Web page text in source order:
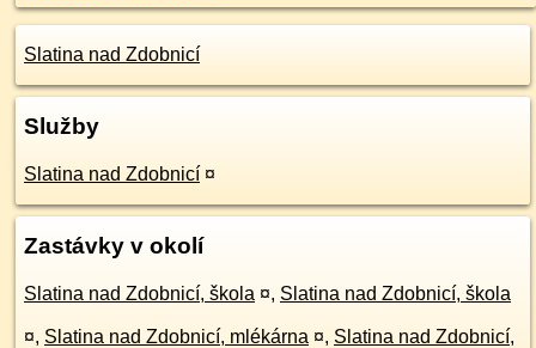
Slatina nad Zdobnicí
Služby
Slatina nad Zdobnicí ¤
Zastávky v okolí
Slatina nad Zdobnicí, škola ¤, Slatina nad Zdobnicí, škola
¤, Slatina nad Zdobnicí, mlékárna ¤, Slatina nad Zdobnicí,